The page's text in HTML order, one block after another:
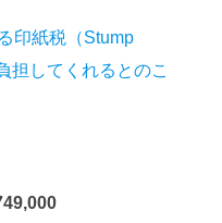
印紙税（Stump
担してくれるとのこ